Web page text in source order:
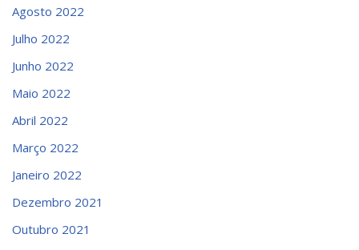
Agosto 2022
Julho 2022
Junho 2022
Maio 2022
Abril 2022
Março 2022
Janeiro 2022
Dezembro 2021
Outubro 2021